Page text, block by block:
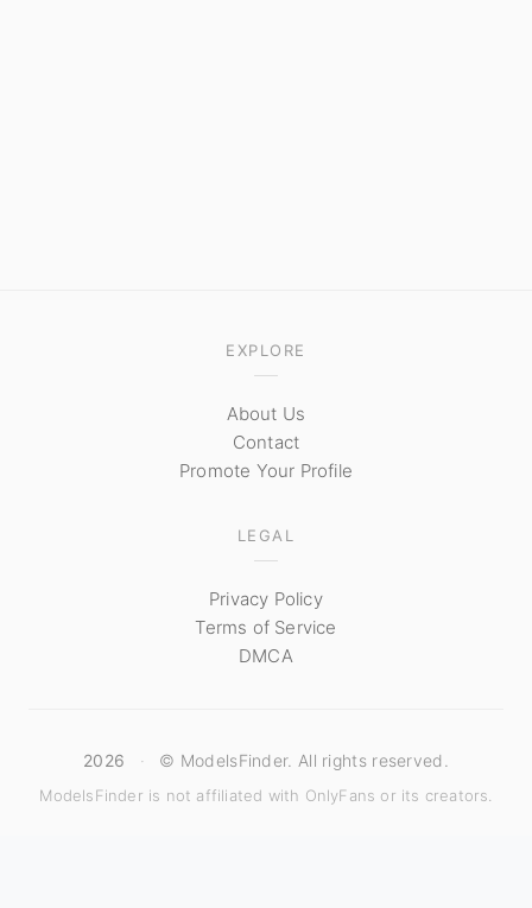
EXPLORE
About Us
Contact
Promote Your Profile
LEGAL
Privacy Policy
Terms of Service
DMCA
2026 · © ModelsFinder. All rights reserved.
ModelsFinder is not affiliated with OnlyFans or its creators.